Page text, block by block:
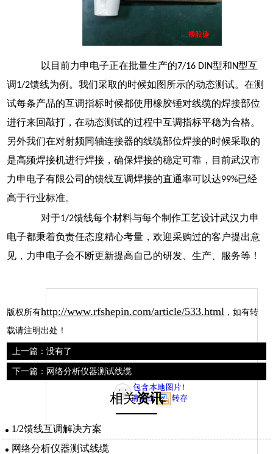
以目前力申电子正在批量生产的7/16 DIN型和N型互
调1/2馈线为例。我们采取的时候如图所示的动态测试。在测
试每条产品的互调指标时候都使用橡胶锤对线缆的焊接部位
进行来回敲打，在动态测试的过程中互调指标平稳为合格。
另外我们在对射频同轴连接器的线缆部位焊接的时候采取的
是高频焊接机进行焊接，确保焊接的稳定可靠，目前武汉市
力申电子有限公司的馈线互调焊接的直通率可以达99%已经
高于行业标准。
对于1/2馈线每个材料与每个制作工艺设计武汉力申
电子都秉着负责任态度精心考量，欢迎采购过的客户提出意
见，力申电子会不断更新提高自己的研发、生产、服务等！
版权所有http://www.rfshepin.com/article/533.html ，如有转
载请注明出处！
上一篇：没有了
下一篇：网络分析仪器测试线缆
相关资讯
1/2馈线互调解决方案
网络分析仪器测试线缆